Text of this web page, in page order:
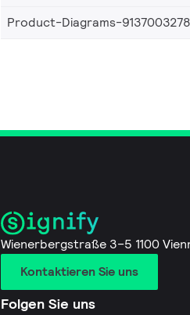
Product-Diagrams-
Wienerbergstraße 3–5 1100
Kontaktieren Sie uns
Folgen Sie uns